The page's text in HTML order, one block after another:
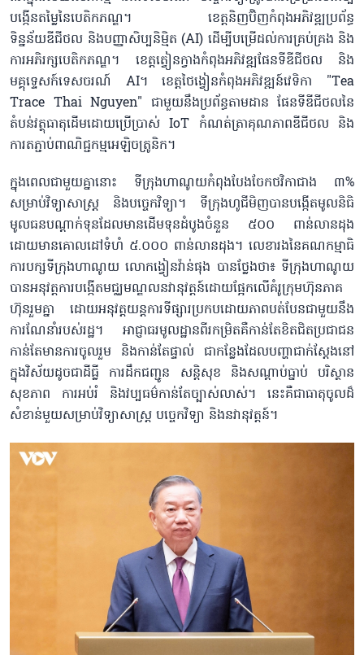
បង្កើនតម្លៃនៃបេតិកភណ្ឌ។ ខេត្តនិញប៊ិញកំពុងអភិវឌ្ឍប្រព័ន្ធ
ទិន្នន័យឌីជីថល និងបញ្ញាសិប្បនិម្មិត (AI) ដើម្បីបម្រើដល់ការគ្រប់គ្រង និង
ការអភិរក្សបេតិកភណ្ឌ។ ខេត្តត្វៀនក្វាងកំពុងអភិវឌ្ឍផែនទីឌីជីថល និង
មគ្គុទ្ទេសក៍ទេសចរណ៍ AI។ ខេត្តថៃង្វៀនកំពុងអភិវឌ្ឍន៍វេទិកា "Tea
Trace Thai Nguyen" ជាមួយនឹងប្រព័ន្ធតាមដាន ផែនទីឌីជីថលនៃ
តំបន់វត្ថុធាតុដើមដោយប្រើប្រាស់ IoT កំណត់ត្រាគុណភាពឌីជីថល និង
ការតភ្ជាប់ពាណិជ្ជកម្មអេឡិចត្រូនិក។
ក្នុងពេលជាមួយគ្នានោះ ទីក្រុងហាណូយកំពុងបែងចែកថវិកាជាង ៣%
សម្រាប់វិទ្យាសាស្ត្រ និងបច្ចេកវិទ្យា។ ទីក្រុងហូជីមិញបានបង្កើតមូលនិធិ
មូលធនបណ្តាក់ទុនដែលមានដើមទុនដំបូងចំនួន ៥០០ ពាន់លានដុង
ដោយមានគោលដៅទំហំ ៥.០០០ ពាន់លានដុង។ លេខារងនៃគណកម្មាធិ
ការបក្សទីក្រុងហាណូយ លោកង្វៀនវ៉ាន់ផុង បានថ្លែងថា៖ ទីក្រុងហាណូយ
បានអនុវត្តការបង្កើតមជ្ឈមណ្ឌលនវានុវត្តន៍ដោយផ្អែកលើគំរូក្រុមហ៊ុនភាគ
ហ៊ុនរួមគ្នា ដោយអនុវត្តយន្តការទីផ្សារប្រកបដោយភាពបត់បែនជាមួយនឹង
ការណែនាំរបស់រដ្ឋ។ អាជ្ញាធរមូលដ្ឋានពីរកម្រិតគឺកាន់តែខិតជិតប្រជាជន
កាន់តែមានការចូលរួម និងកាន់តែផ្ទាល់ ជាកន្លែងដែលបញ្ហាជាក់ស្តែងនៅ
ក្នុងវិស័យដូចជាដីធ្លី ការដឹកជញ្ជូន សន្តិសុខ និងសណ្តាប់ធ្នាប់ បរិស្ថាន
សុខភាព ការអប់រំ និងវប្បធម៌កាន់តែច្បាស់លាស់។ នេះគឺជាធាតុចូលដ៏
សំខាន់មួយសម្រាប់វិទ្យាសាស្ត្រ បច្ចេកវិទ្យា និងនវានុវត្តន៍។